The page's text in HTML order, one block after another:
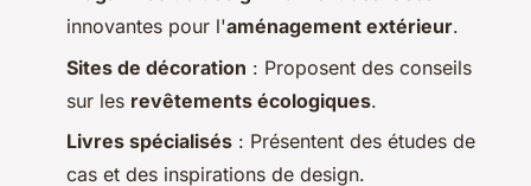
innovantes pour l'aménagement extérieur.
Sites de décoration : Proposent des conseils
sur les revêtements écologiques.
Livres spécialisés : Présentent des études de
cas et des inspirations de design.